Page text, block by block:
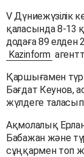
V Дүниежүзілік
қаласында 8-13
додаға 89
Kazinform
Қаршығамен
Бағдат Кеунов,
жүлдеге таласып
Ақмолалық
Бабажан және
сұңқармен топ